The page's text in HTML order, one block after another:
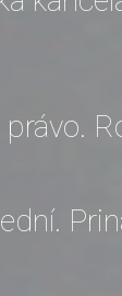
právo.